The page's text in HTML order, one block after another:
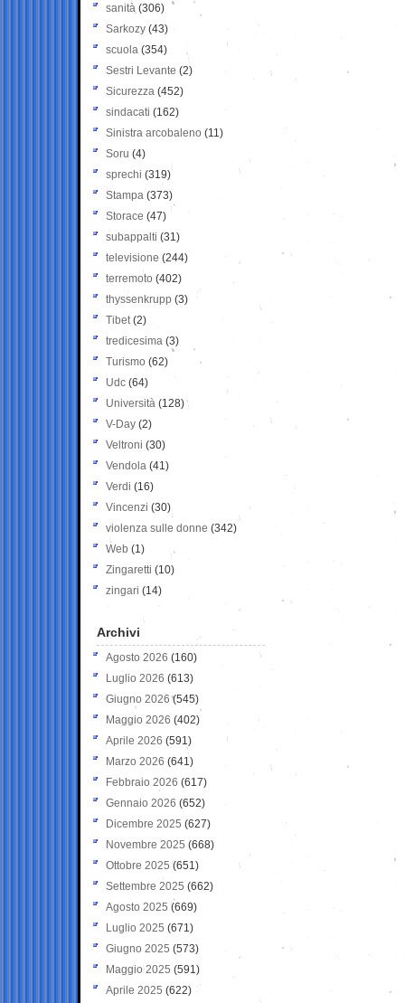
sanità (306)
Sarkozy (43)
scuola (354)
Sestri Levante (2)
Sicurezza (452)
sindacati (162)
Sinistra arcobaleno (11)
Soru (4)
sprechi (319)
Stampa (373)
Storace (47)
subappalti (31)
televisione(244)
terremoto (402)
thyssenkrupp (3)
Tibet(2)
tredicesima (3)
Turismo (62)
Udc (64)
Università (128)
V-Day (2)
Veltroni (30)
Vendola (41)
Verdi (16)
Vincenzi (30)
violenza sulle donne (342)
Web (1)
Zingaretti (10)
zingari (14)
Archivi
Agosto 2026 (160)
Luglio 2026 (613)
Giugno 2026 (545)
Maggio 2026 (402)
Aprile 2026 (591)
Marzo 2026 (641)
Febbraio 2026 (617)
Gennaio 2026 (652)
Dicembre 2025 (627)
Novembre 2025 (668)
Ottobre 2025 (651)
Settembre 2025 (662)
Agosto 2025 (669)
Luglio 2025 (671)
Giugno 2025 (573)
Maggio 2025 (591)
Aprile 2025 (622)